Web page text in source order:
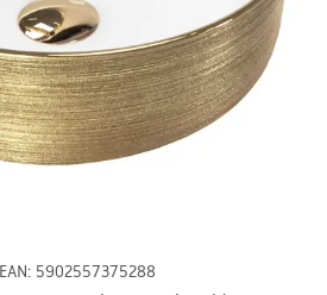
EAN: 5902557375288